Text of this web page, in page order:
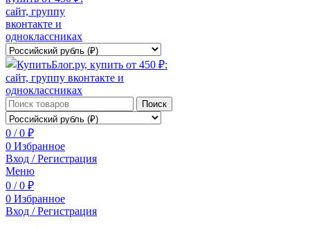
Поиск
0 / 0 ₽
0 Избранное
Вход / Регистрация
Меню
0 / 0 ₽
0 Избранное
Вход / Регистрация